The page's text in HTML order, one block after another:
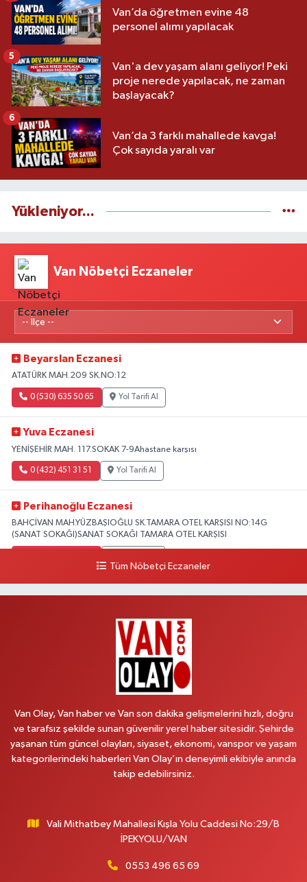
Van’da öğretmen evine 48
personel alımı yapılacak
Van'a dev yaşam alanı geliyor! Peki
proje nerede yapılacak, ne zaman
başlayacak?
5
Van’da 3 farklı mahallede kavga!
Çok sayıda yaralı var
6
Yükleniyor...
Van Nöbetçi Eczaneler
Beyarslan Eczanesi
ATATÜRK MAH.209 SK.NO:12
0 (530) 635 50 65 Yol Tarifi Al
Yuva Eczanesi
YENİŞEHİR MAH. 117.SOKAK 7-9Ahastane karşısı
0 (432) 451 31 51 Yol Tarifi Al
Perihanoğlu Eczanesi
BAHÇİVAN MAH.YÜZBAŞIOĞLU SK.TAMARA OTEL KARŞISI NO:14G
(SANAT SOKAĞI)SANAT SOKAĞI TAMARA OTEL KARŞISI
Yol Tarifi Al
BEYAZIT MAH.ZEYLAN CADDESİ OKYANUS GİYİM YANI NO:1
Afşar Eczanesi
Kazım Karabekir cad.Eski Araştırma Hastanesi karşısı (kent park karşısı )
Gürpınar Eczanesi
Akpınar Mah. Milli Egemenlik Cad.No:7 A
Yol Tarifi Al
Tüm Nöbetçi Eczaneler
Van Olay, Van haber ve Van son dakika gelişmelerini hızlı, doğru
ve tarafsız şekilde sunan güvenilir yerel haber sitesidir. Şehirde
yaşanan tüm güncel olayları, siyaset, ekonomi, vanspor ve yaşam
kategorilerindeki haberleri Van Olay’ın deneyimli ekibiyle anında
takip edebilirsiniz.
Vali Mithatbey Mahallesi Kışla Yolu Caddesi No:29/B
İPEKYOLU/VAN
0553 496 65 69